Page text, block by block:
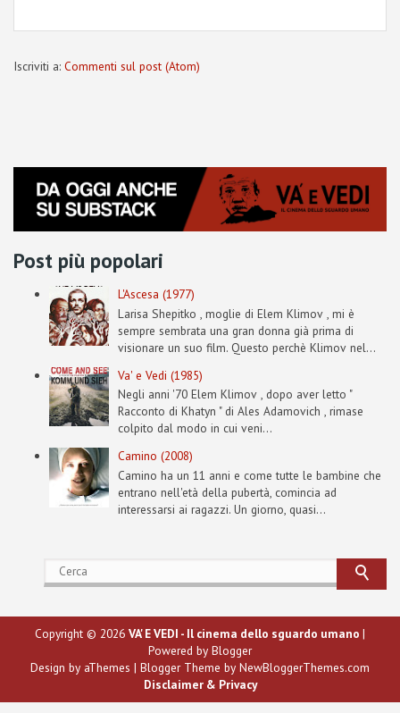
Iscriviti a: Commenti sul post (Atom)
Post più popolari
L'Ascesa (1977)
Larisa Shepitko , moglie di Elem Klimov , mi è
sempre sembrata una gran donna già prima di
visionare un suo film. Questo perchè Klimov nel...
Va' e Vedi (1985)
Negli anni '70 Elem Klimov , dopo aver letto "
Racconto di Khatyn " di Ales Adamovich , rimase
colpito dal modo in cui veni...
Camino (2008)
Camino ha un 11 anni e come tutte le bambine che
entrano nell'età della pubertà, comincia ad
interessarsi ai ragazzi. Un giorno, quasi...
Copyright © 2026 VA' E VEDI - Il cinema dello sguardo umano |
Powered by Blogger
Design by aThemes | Blogger Theme by NewBloggerThemes.com
Disclaimer & Privacy